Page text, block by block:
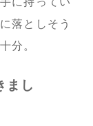
落としそう
分。
まし